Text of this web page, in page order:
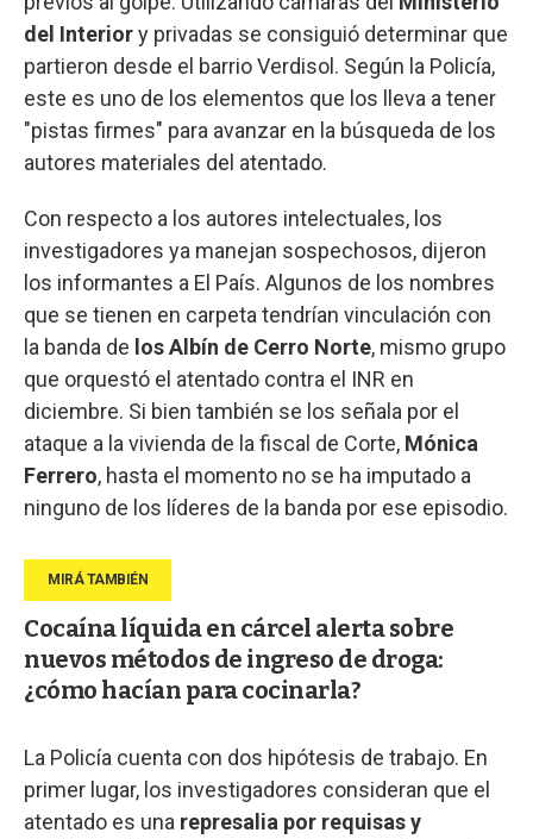
del Interiory privadas se consiguió determinar que
partieron desde el barrio Verdisol. Según la Policía,
este es uno de los elementos que los lleva a tener
"pistas firmes" para avanzar en la búsqueda de los
autores materiales del atentado.
Con respecto a los autores intelectuales, los
investigadores ya manejan sospechosos, dijeron
los informantes a El País. Algunos de los nombres
que se tienen en carpeta tendrían vinculación con
la banda de los Albín de Cerro Norte, mismo grupo
que orquestó el atentado contra el INR en
diciembre. Si bien también se los señala por el
ataque a la vivienda de la fiscal de Corte, Mónica
Ferrero, hasta el momento no se ha imputado a
ninguno de los líderes de la banda por ese episodio.
Cocaína líquida en cárcel alerta sobre
nuevos métodos de ingreso de droga:
¿cómo hacían para cocinarla?
La Policía cuenta con dos hipótesis de trabajo. En
primer lugar, los investigadores consideran que el
atentado es una represalia por requisas y